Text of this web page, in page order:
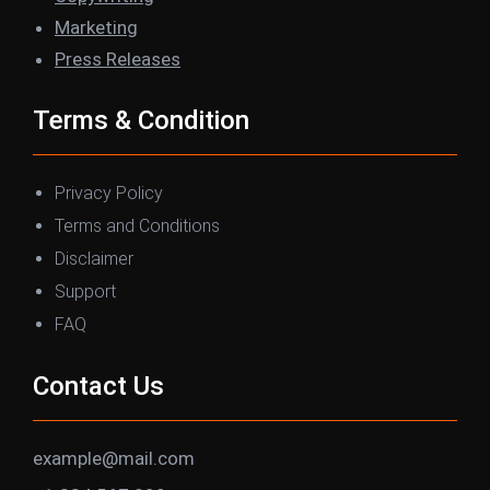
Marketing
Press Releases
Terms & Condition
Privacy Policy
Terms and Conditions
Disclaimer
Support
FAQ
Contact Us
example@mail.com